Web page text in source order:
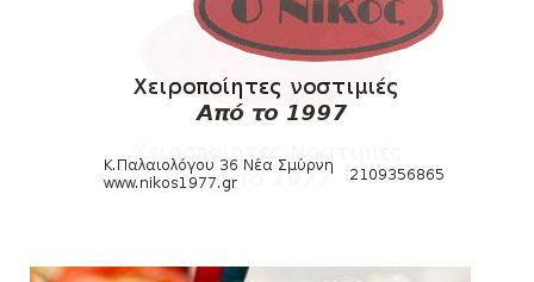
August 04, 2026
HEADLINES
Kυανέρυθρη και επίσημα η Πάτερου
August 04, 2026
Πανιώνια Εκπομπή: Έπεσε η αυλαία της
ΕΠΙΚΑΙΡΟΤΗΤΑ